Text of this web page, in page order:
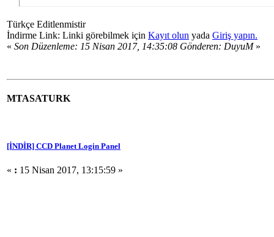
Türkçe Editlenmistir
İndirme Link: Linki görebilmek için Kayıt olun yada Giriş yapın.
« Son Düzenleme: 15 Nisan 2017, 14:35:08 Gönderen: DuyuM»
MTASATURK
[İNDİR] CCD Planet Login Panel
« : 15 Nisan 2017, 13:15:59 »